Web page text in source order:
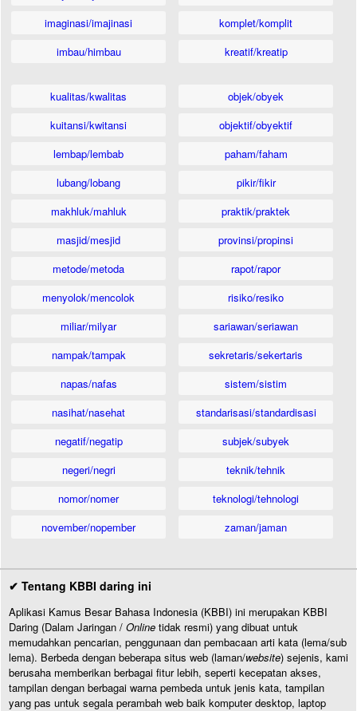
imaginasi/imajinasi
imbau/himbau
komplet/komplit
kreatif/kreatip
kualitas/kwalitas
kuitansi/kwitansi
lembap/lembab
lubang/lobang
makhluk/mahluk
masjid/mesjid
metode/metoda
menyolok/mencolok
miliar/milyar
nampak/tampak
napas/nafas
nasihat/nasehat
negatif/negatip
negeri/negri
nomor/nomer
november/nopember
objek/obyek
objektif/obyektif
paham/faham
pikir/fikir
praktik/praktek
provinsi/propinsi
rapot/rapor
risiko/resiko
sariawan/seriawan
sekretaris/sekertaris
sistem/sistim
standarisasi/standardisasi
subjek/subyek
teknik/tehnik
teknologi/tehnologi
zaman/jaman
✔ Tentang KBBI daring ini
Aplikasi Kamus Besar Bahasa Indonesia (KBBI) ini merupakan KBBI
Daring (Dalam Jaringan / Online tidak resmi) yang dibuat untuk
memudahkan pencarian, penggunaan dan pembacaan arti kata (lema/sub
lema). Berbeda dengan beberapa situs web (laman/website) sejenis, kami
berusaha memberikan berbagai fitur lebih, seperti kecepatan akses,
tampilan dengan berbagai warna pembeda untuk jenis kata, tampilan
yang pas untuk segala perambah web baik komputer desktop, laptop